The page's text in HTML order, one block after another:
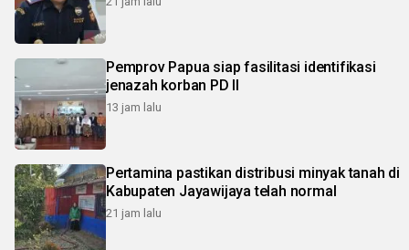
Pemprov Papua siap fasilitasi identifikasi
jenazah korban PD II
13 jam lalu
Pertamina pastikan distribusi minyak tanah di
Kabupaten Jayawijaya telah normal
21 jam lalu